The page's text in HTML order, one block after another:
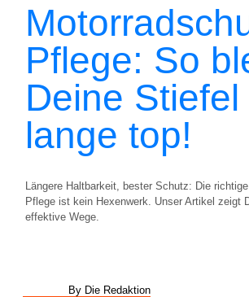
Pflege: So
Deine Stiefel
lange top!
Längere Haltbarkeit, bester Schutz: Die
Pflege ist kein Hexenwerk. Unser Artikel zeigt
effektive Wege.
By Die Redaktion